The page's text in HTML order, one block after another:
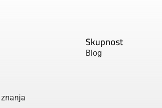
Skupnost
Blog